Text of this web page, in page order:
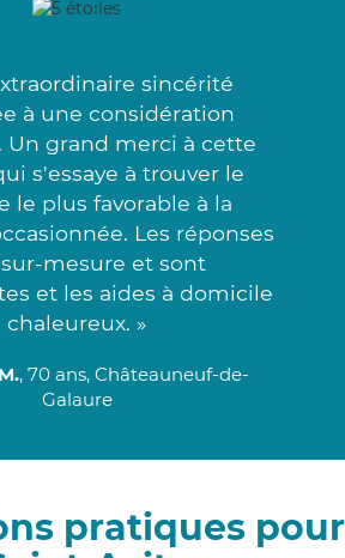
sincérité
à une considération
Un grand merci à cette
s'essaye à trouver le
le plus favorable à la
Les réponses
mesure et sont
et les aides à domicile
chaleureux. »
, 70 ans, Châteauneuf-de-
Galaure
pratiques pour